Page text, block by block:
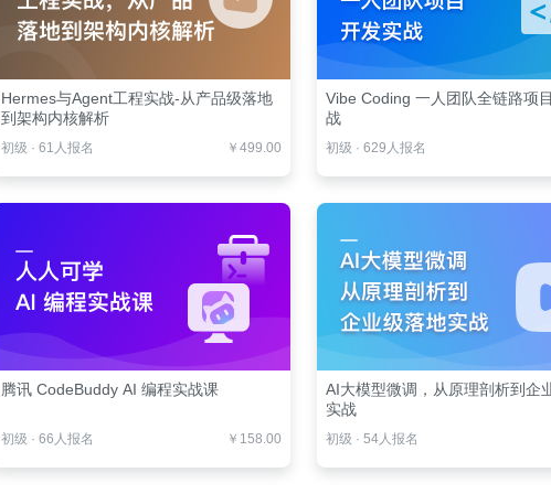
Hermes与Agent工程实战-从产品级落地
到架构内核解析
初级 · 61人报名 ￥499.00
Vibe Coding 一人团队全链路项
战
初级 · 629人报名
腾讯 CodeBuddy AI 编程实战课
初级 · 66人报名 ￥158.00
AI大模型微调，从原理剖析到企
实战
初级 · 54人报名